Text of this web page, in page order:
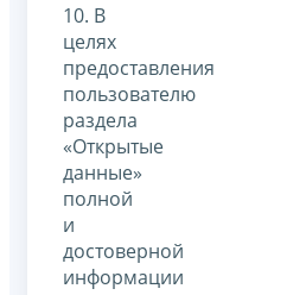
10. В
целях
предоставления
пользователю
раздела
«Открытые
данные»
полной
и
достоверной
информации